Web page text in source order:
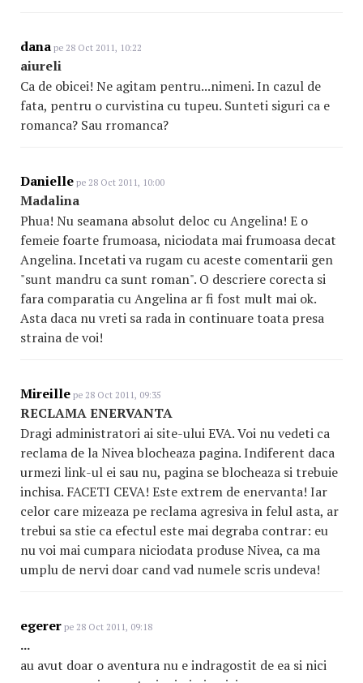
dana pe 28 Oct 2011, 10:22
aiureli
Ca de obicei! Ne agitam pentru...nimeni. In cazul de
fata, pentru o curvistina cu tupeu. Sunteti siguri ca e
romanca? Sau rromanca?
Danielle pe 28 Oct 2011, 10:00
Madalina
Phua! Nu seamana absolut deloc cu Angelina! E o
femeie foarte frumoasa, niciodata mai frumoasa decat
Angelina. Incetati va rugam cu aceste comentarii gen
"sunt mandru ca sunt roman". O descriere corecta si
fara comparatia cu Angelina ar fi fost mult mai ok.
Asta daca nu vreti sa rada in continuare toata presa
straina de voi!
Mireille pe 28 Oct 2011, 09:35
RECLAMA ENERVANTA
Dragi administratori ai site-ului EVA. Voi nu vedeti ca
reclama de la Nivea blocheaza pagina. Indiferent daca
urmezi link-ul ei sau nu, pagina se blocheaza si trebuie
inchisa. FACETI CEVA! Este extrem de enervanta! Iar
celor care mizeaza pe reclama agresiva in felul asta, ar
trebui sa stie ca efectul este mai degraba contrar: eu
nu voi mai cumpara niciodata produse Nivea, ca ma
umplu de nervi doar cand vad numele scris undeva!
egerer pe 28 Oct 2011, 09:18
...
au avut doar o aventura nu e indragostit de ea si nici